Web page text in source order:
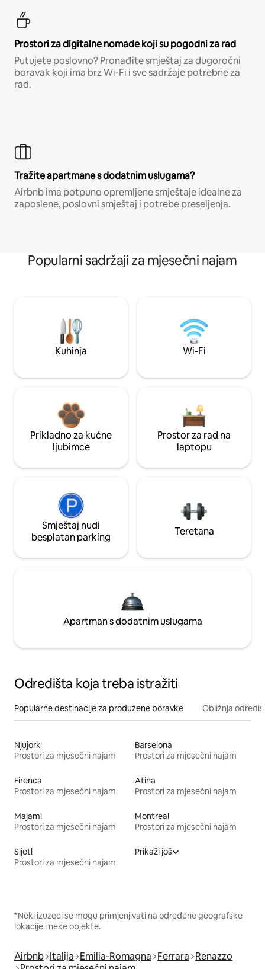
Prostori za digitalne nomade koji su pogodni za rad
Putujete poslovno? Pronađite smještaj za dugoročni
boravak koji ima brz Wi-Fi i sve sadržaje potrebne za
rad.
Tražite apartmane s dodatnim uslugama?
Airbnb ima potpuno opremljene smještaje idealne za
zaposlene, poslovni smještaj i potrebe preseljenja.
Popularni sadržaji za mjesečni najam
Kuhinja Wi-Fi
Prikladno za kućne
ljubimce
Prostor za rad na
laptopu
Smještaj nudi
besplatan parking
Teretana
Apartman s dodatnim uslugama
Odredišta koja treba istražiti
Popularne destinacije za produžene boravke Obližnja
Njujork
Prostori za mjesečni najam
Barselona
Prostori za mjesečni najam
Firenca
Prostori za mjesečni najam
Atina
Prostori za mjesečni najam
Majami
Prostori za mjesečni najam
Montreal
Prostori za mjesečni najam
Sijetl
Prostori za mjesečni najam
Prikaži još
*Neki izuzeci se mogu primjenjivati na određene geografske
lokacije i neke objekte.
Airbnb Italija Emilia-Romagna Ferrara Renazzo